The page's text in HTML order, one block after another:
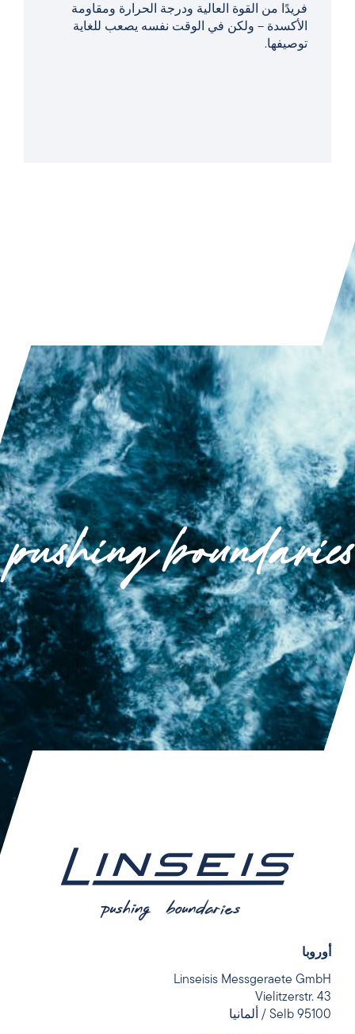
فريدًا من القوة العالية ودرجة الحرارة ومقاومة
الأكسدة – ولكن في الوقت نفسه يصعب للغاية
توصيفها.
أوروبا
Linseisis Messgeraete GmbH
Vielitzerstr. 43
95100 Selb / ألمانيا